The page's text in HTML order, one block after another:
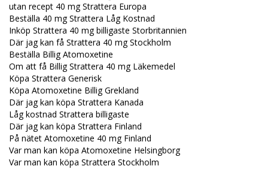
utan recept 40 mg Strattera Europa
Beställa 40 mg Strattera Låg Kostnad
Inköp Strattera 40 mg billigaste Storbritannien
Där jag kan få Strattera 40 mg Stockholm
Beställa Billig Atomoxetine
Om att få Billig Strattera 40 mg Läkemedel
Köpa Strattera Generisk
Köpa Atomoxetine Billig Grekland
Där jag kan köpa Strattera Kanada
Låg kostnad Strattera billigaste
Där jag kan köpa Strattera Finland
På nätet Atomoxetine 40 mg Finland
Var man kan köpa Atomoxetine Helsingborg
Var man kan köpa Strattera Stockholm